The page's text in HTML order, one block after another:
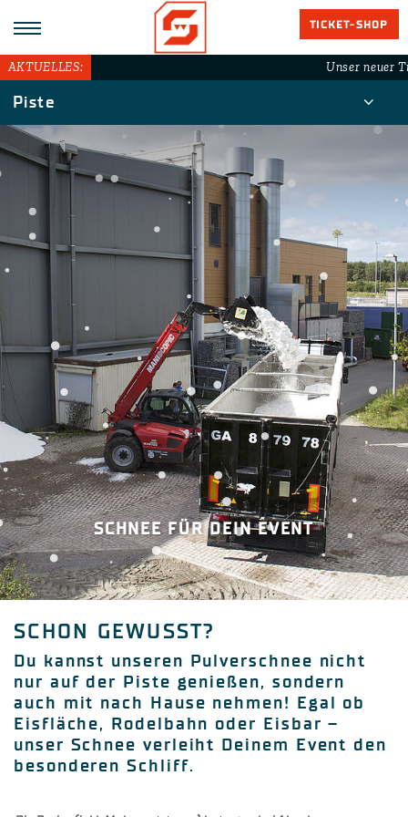
TICKET-SHOP
SCHNEE FÜR DEIN EVENT
Piste
SCHON GEWUSST?
Du kannst unseren Pulverschnee nicht
nur auf der Piste genießen, sondern
auch mit nach Hause nehmen! Egal ob
Eisfläche, Rodelbahn oder Eisbar –
unser Schnee verleiht Deinem Event den
besonderen Schliff.
AKTUELLES: Unser neuer